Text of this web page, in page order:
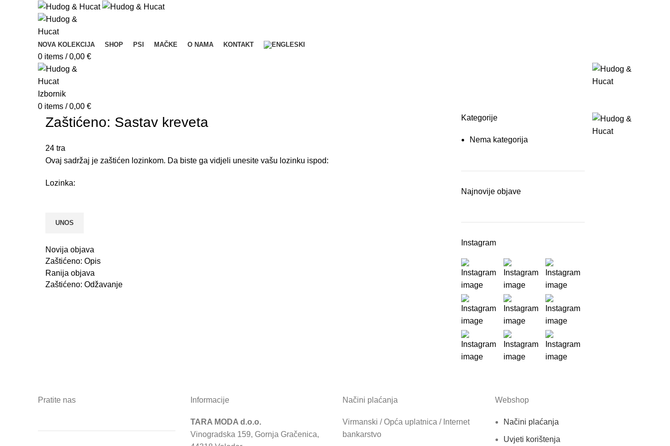
NOVA KOLEKCIJA SHOP PSI MAČKE O NAMA KONTAKT
0 items / 0,00 €
Izbornik
0 items / 0,00 €
Zaštićeno: Sastav kreveta
24 tra
Ovaj sadržaj je zaštićen lozinkom. Da biste ga vidjeli unesite vašu lozinku ispod:
Lozinka:
Novija objava
Zaštićeno: Opis
Ranija objava
Zaštićeno: Odžavanje
Kategorije
Nema kategorija
Najnovije objave
Instagram
Pratite nas Informacije
TARA MODA d.o.o.
Vinogradska 159, Gornja Gračenica,
Načini plaćanja
Virmanski / Opća uplatnica / Internet
bankarstvo
Webshop
Načini plaćanja
Uvjeti korištenja